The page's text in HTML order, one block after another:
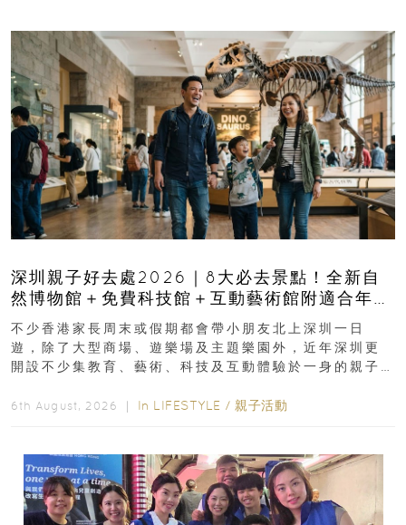
深圳親子好去處2026｜8大必去景點！全新自
然博物館＋免費科技館＋互動藝術館附適合年
齡、交通、門票、開放時間
不少香港家長周末或假期都會帶小朋友北上深圳一日
遊，除了大型商場、遊樂場及主題樂園外，近年深圳更
開設不少集教育、藝術、科技及互動體驗於一身的親子
6th August, 2026 ｜ In LIFESTYLE / 親子活動